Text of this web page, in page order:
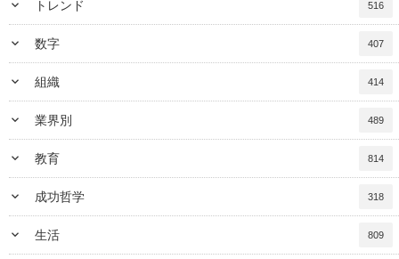
keyboard_arrow_down トレンド 516
keyboard_arrow_down 数字 407
keyboard_arrow_down 組織 414
keyboard_arrow_down 業界別 489
keyboard_arrow_down 教育 814
keyboard_arrow_down 成功哲学 318
keyboard_arrow_down 生活 809